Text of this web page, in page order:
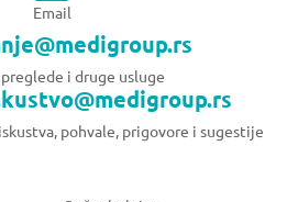
Email
i druge usluge
pohvale, prigovore i sugestije